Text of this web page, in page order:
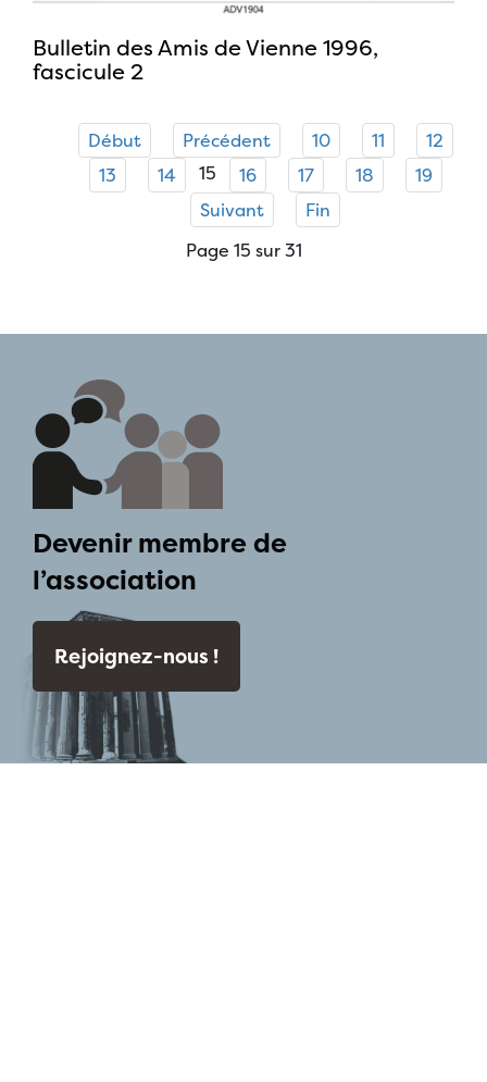
Bulletin des Amis de Vienne 1996,
fascicule 2
Début Précédent 10 11
12
13
14 15 16 17 18
19
Suivant
Fin
Page 15 sur 31
Devenir membre de
l’association
Rejoignez-nous !